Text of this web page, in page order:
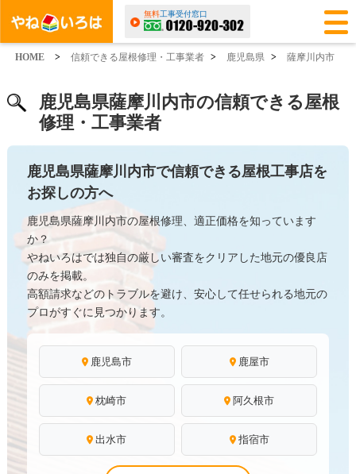
無料工事受付窓口
HOME > 信頼できる屋根修理・工事業者 > 鹿児島県 > 薩摩川内市
鹿児島県薩摩川内市の信頼できる屋根
修理・工事業者
鹿児島県薩摩川内市で信頼できる屋根工事店を
お探しの方へ
鹿児島県薩摩川内市の屋根修理、適正価格を知っています
か？
やねいろはでは独自の厳しい審査をクリアした地元の優良店
のみを掲載。
高額請求などのトラブルを避け、安心して任せられる地元の
プロがすぐに見つかります。
鹿児島市 鹿屋市
枕崎市 阿久根市
出水市 指宿市